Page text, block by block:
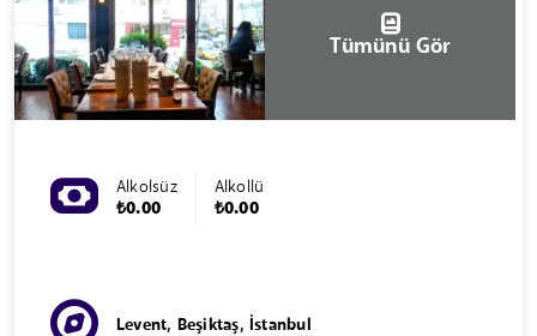
Tümünü Gör
Alkolsüz
₺0.00
Alkollü
₺0.00
Levent, Beşiktaş, İstanbul